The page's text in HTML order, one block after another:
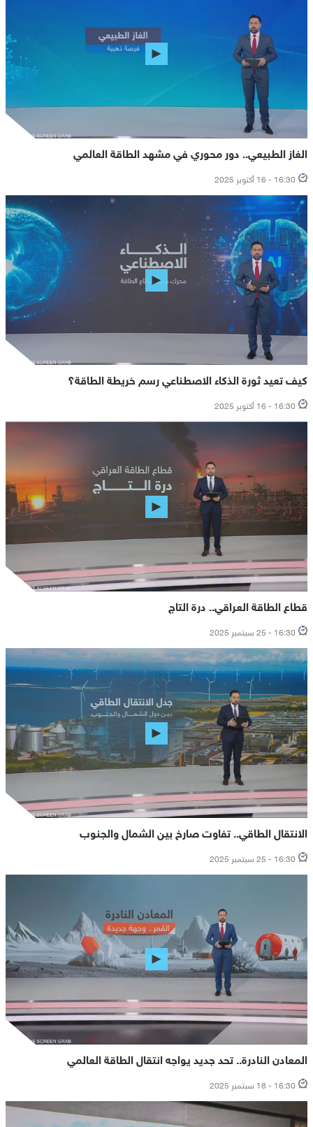
الغاز الطبيعي.. دور محوري في مشهد الطاقة العالمي
16:30 - 16 أكتوبر 2025
كيف تعيد ثورة الذكاء الاصطناعي رسم خريطة الطاقة؟
16:30 - 16 أكتوبر 2025
قطاع الطاقة العراقي.. درة التاج
16:30 - 25 سبتمبر 2025
الانتقال الطاقي.. تفاوت صارخ بين الشمال والجنوب
16:30 - 25 سبتمبر 2025
المعادن النادرة.. تحد جديد يواجه انتقال الطاقة العالمي
16:30 - 18 سبتمبر 2025